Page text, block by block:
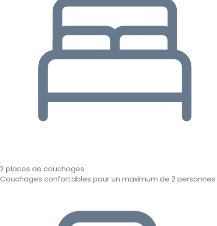
2 places de couchages
Couchages confortables pour un maximum de 2 personnes